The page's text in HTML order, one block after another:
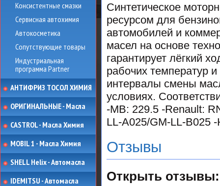
Консистентные смазки
Сервисная автохимия
Автокосметика
Сопутствующие товары
Индустриальная
программа Partner
АНТИФРИЗ ТОСОЛ ХИМИЯ
ОРИГИНАЛЬНЫЕ - Масла
CASTROL - Масла Химия
MOBIL 1 - Масла Химия
SHELL Helix - Автомасла
IDEMITSU - Автомасла
Синтетическое
ресурсом для
автомобилей и
масел на основе
гарантирует лёгкий
рабочих температур
интервалы смены
условиях.
-MB: 229.5 -Renault:
LL-A025/GM-LL-B025
Отзывы
Открыть